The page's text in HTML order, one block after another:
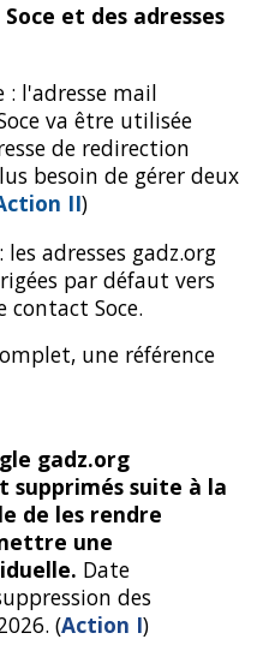
et des adresses
: l'adresse mail
va être utilisée
de redirection
besoin de gérer deux
II)
adresses gadz.org
par défaut vers
contact Soce.
une référence
gadz.org
supprimés suite à la
de les rendre
une
Date
des
(Action I)